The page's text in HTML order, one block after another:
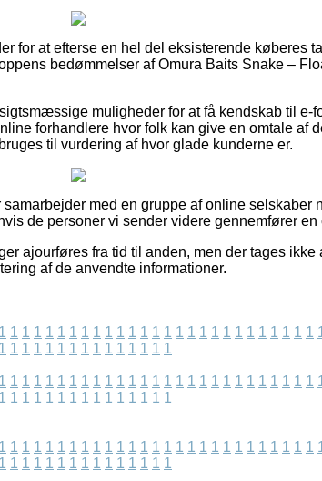
for at efterse en hel del eksisterende køberes
bedømmelser af Omura Baits Snake –
muligheder for at få kendskab til e-
forhandlere hvor folk kan give en omtale af
til vurdering af hvor glade kunderne er.
med en gruppe af online selskaber
de personer vi sender videre gennemfører en
ajourføres fra tid til anden, men der tages ikke
af de anvendte informationer.
1 1 1 1 1 1 1 1 1 1 1 1 1 1 1 1 1 1 1 1 1 1 1 1 1 1 1
1 1 1 1 1 1 1 1 1 1 1 1 1 1 1
1 1 1 1 1 1 1 1 1 1 1 1 1 1 1 1 1 1 1 1 1 1 1 1 1 1 1
1 1 1 1 1 1 1 1 1 1 1 1 1 1 1
1 1 1 1 1 1 1 1 1 1 1 1 1 1 1 1 1 1 1 1 1 1 1 1 1 1 1
1 1 1 1 1 1 1 1 1 1 1 1 1 1 1